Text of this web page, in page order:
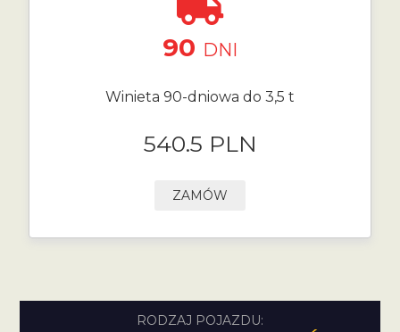
90 DNI
Winieta 90-dniowa do 3,5 t
540.5 PLN
ZAMÓW
RODZAJ POJAZDU: